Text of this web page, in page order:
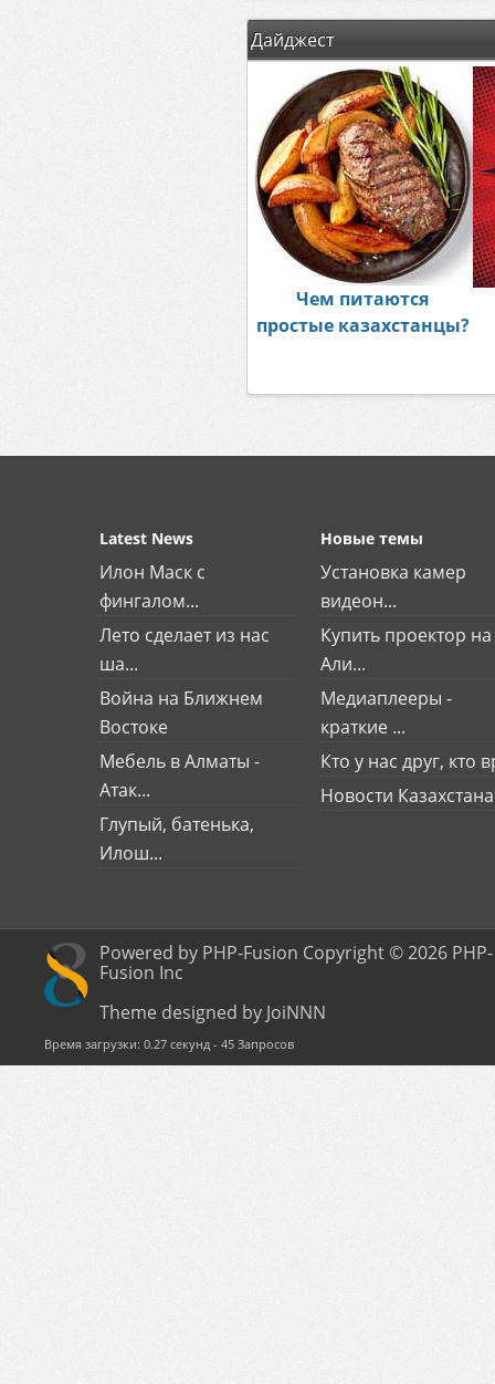
Дайджест
Чем питаются
простые казахстанцы?
Latest News
Илон Маск с
фингалом...
Лето сделает из нас
ша...
Война на Ближнем
Востоке
Мебель в Алматы -
Атак...
Глупый, батенька,
Илош...
Новые темы
Установка камер
видеон...
Купить проектор на
Али...
Медиаплееры -
краткие ...
Кто у нас друг, кто
Новости Казахстана
Powered by PHP-Fusion Copyright © 2026 PHP-
Fusion Inc
Theme designed by JoiNNN
Время загрузки: 0.27 секунд - 45 Запросов